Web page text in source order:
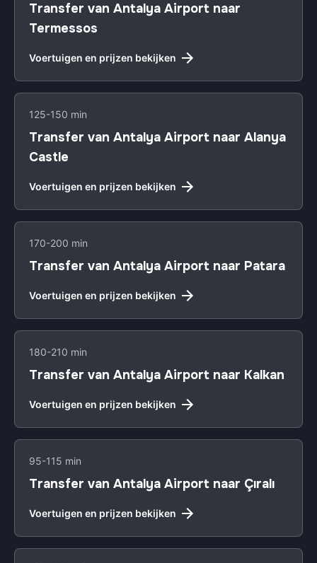
Transfer van Antalya Airport naar
Termessos
Voertuigen en prijzen bekijken
125-150 min
Transfer van Antalya Airport naar Alanya
Castle
Voertuigen en prijzen bekijken
170-200 min
Transfer van Antalya Airport naar Patara
Voertuigen en prijzen bekijken
180-210 min
Transfer van Antalya Airport naar Kalkan
Voertuigen en prijzen bekijken
95-115 min
Transfer van Antalya Airport naar Çıralı
Voertuigen en prijzen bekijken